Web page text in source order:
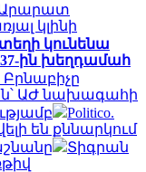
կլինի
տեղի կունենա
ին խեղդամահ
ԱԺ նախագահի
Politico.
են քննարկում
Տիգրան